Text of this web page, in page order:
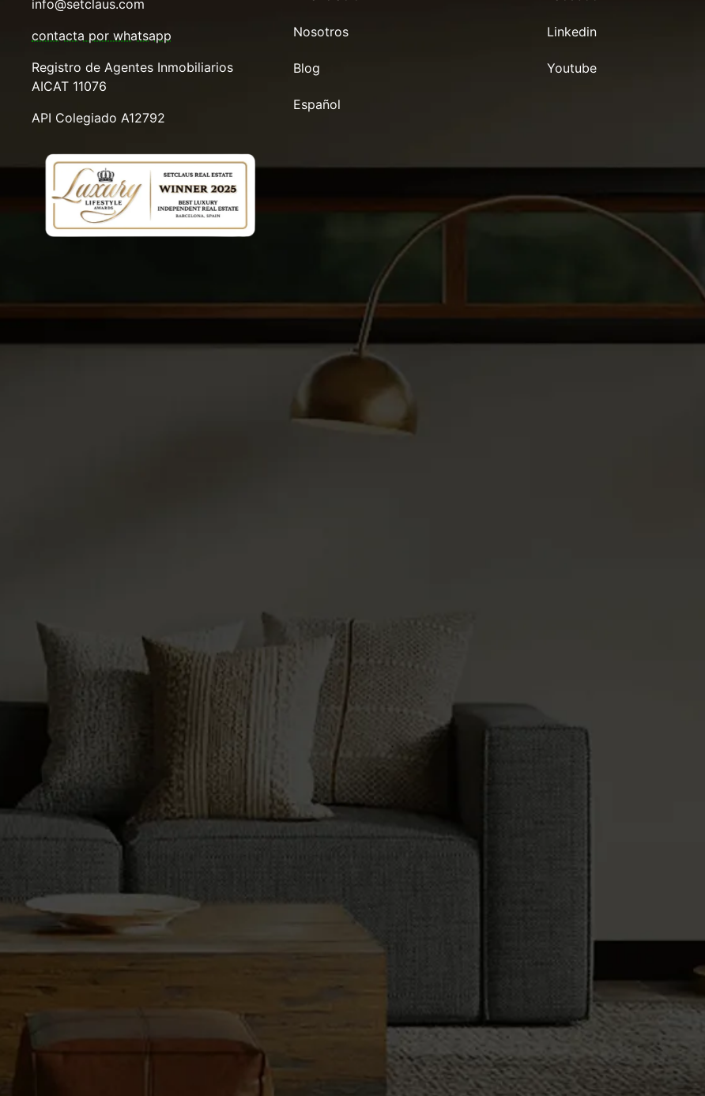
info@setclaus.com
contacta por whatsapp
Registro de Agentes Inmobiliarios
AICAT 11076
API Colegiado A12792
Nosotros
Blog
Español
Linkedin
Youtube